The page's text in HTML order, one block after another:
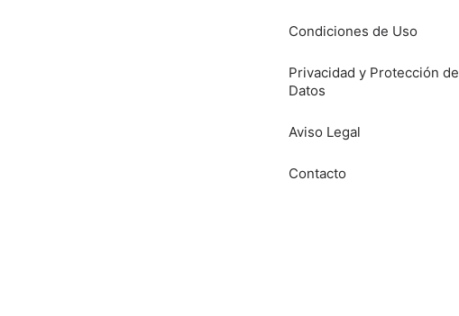
Condiciones de Uso
Privacidad y Protección de
Datos
Aviso Legal
Contacto